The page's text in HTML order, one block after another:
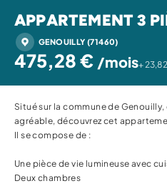
APPARTEMENT 3
GENOUILLY (71460)
475,28 € /mois+
Situé sur la commune de
agréable, découvrez cet
Il se compose de :
Une pièce de vie lumineuse avec
Deux chambres